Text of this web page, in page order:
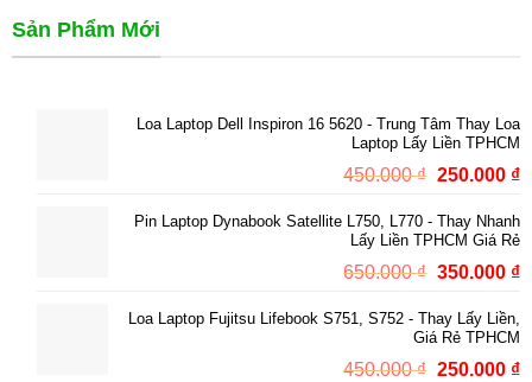
Sản Phẩm Mới
Loa Laptop Dell Inspiron 16 5620 - Trung Tâm Thay Loa
Laptop Lấy Liền TPHCM
450.000₫ Giá
là:
450.000 ₫.
250.000 ₫
Pin Laptop Dynabook Satellite L750, L770 - Thay Nhanh
Lấy Liền TPHCM Giá Rẻ
650.000₫ Giá
là:
650.000 ₫.
350.000 ₫
Loa Laptop Fujitsu Lifebook S751, S752 - Thay Lấy Liền,
Giá Rẻ TPHCM
450.000₫ Giá
250.000 ₫